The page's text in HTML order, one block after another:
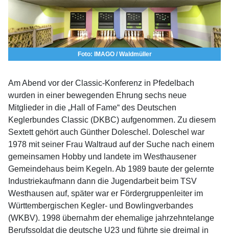
Foto: IMAGO / Waldmüller
Am Abend vor der Classic-Konferenz in Pfedelbach
wurden in einer bewegenden Ehrung sechs neue
Mitglieder in die „Hall of Fame“ des Deutschen
Keglerbundes Classic (DKBC) aufgenommen. Zu diesem
Sextett gehört auch Günther Doleschel. Doleschel war
1978 mit seiner Frau Waltraud auf der Suche nach einem
gemeinsamen Hobby und landete im Westhausener
Gemeindehaus beim Kegeln. Ab 1989 baute der gelernte
Industriekaufmann dann die Jugendarbeit beim TSV
Westhausen auf, später war er Fördergruppenleiter im
Württembergischen Kegler- und Bowlingverbandes
(WKBV). 1998 übernahm der ehemalige jahrzehntelange
Berufssoldat die deutsche U23 und führte sie dreimal in